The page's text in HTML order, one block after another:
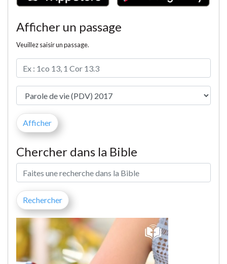
Afficher un passage
Veuillez saisir un passage.
Chercher dans la Bible